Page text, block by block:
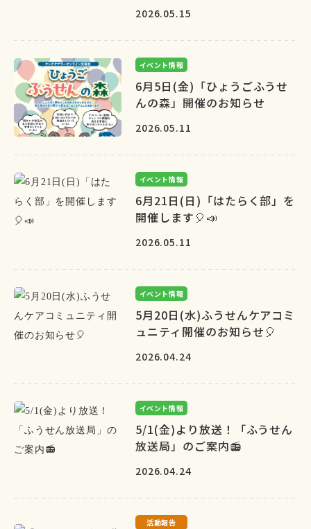
2026.05.15
イベント情報
6月5日(金)「ひょうごふうせ
んの森」開催のお知らせ
2026.05.11
イベント情報
6月21日(日)「はたらく部」を
開催します🎈📣
2026.05.11
イベント情報
5月20日(水)ふうせんケアコミ
ュニティ開催のお知らせ🎈
2026.04.24
イベント情報
5/1(金)より放送！「ふうせん
放送局」のご案内📻
2026.04.24
活動報告